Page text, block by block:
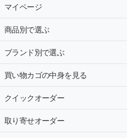
マイページ
商品別で選ぶ
ブランド別で選ぶ
買い物カゴの中身を見る
クイックオーダー
取り寄せオーダー